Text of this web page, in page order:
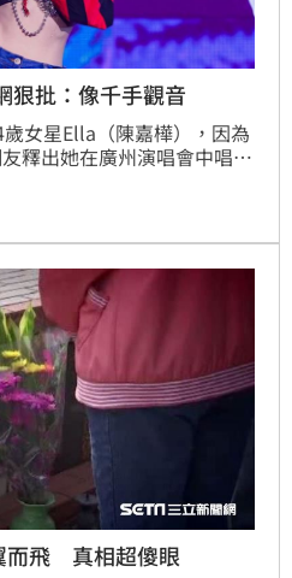
批：像千手觀音
女星Ella（陳嘉樺），因為
釋出她在廣州演唱會中唱跳
而飛 真相超傻眼